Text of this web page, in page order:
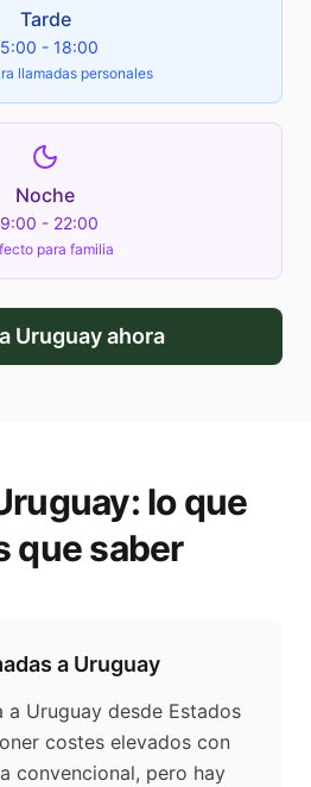
Tarde
- 18:00
llamadas personales
Noche
- 22:00
para familia
Uruguayahora
: lo que
que saber
a Uruguay
a Uruguay desde Estados
costes elevados con
convencional, pero hay